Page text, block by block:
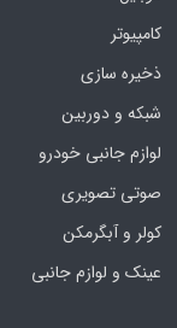
کامپیوتر
ذخیره سازی
شبکه و دوربین
لوازم جانبی خودرو
صوتی تصویری
کولر و آبگرمکن
عینک و لوازم جانبی